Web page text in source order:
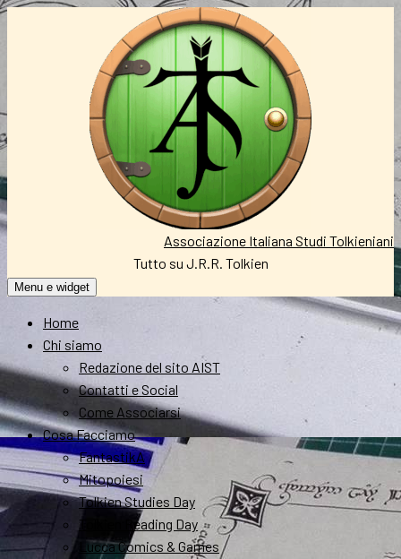
Vai
Associazione Italiana Studi Tolkieniani
Tutto su J.R.R. Tolkien
Menu e widget
Home
Chi siamo
Redazione del sito AIST
Contatti e Social
Come Associarsi
Cosa Facciamo
FantastikA
Mitopoiesi
Tolkien Studies Day
Tolkien Reading Day
Lucca Comics & Games